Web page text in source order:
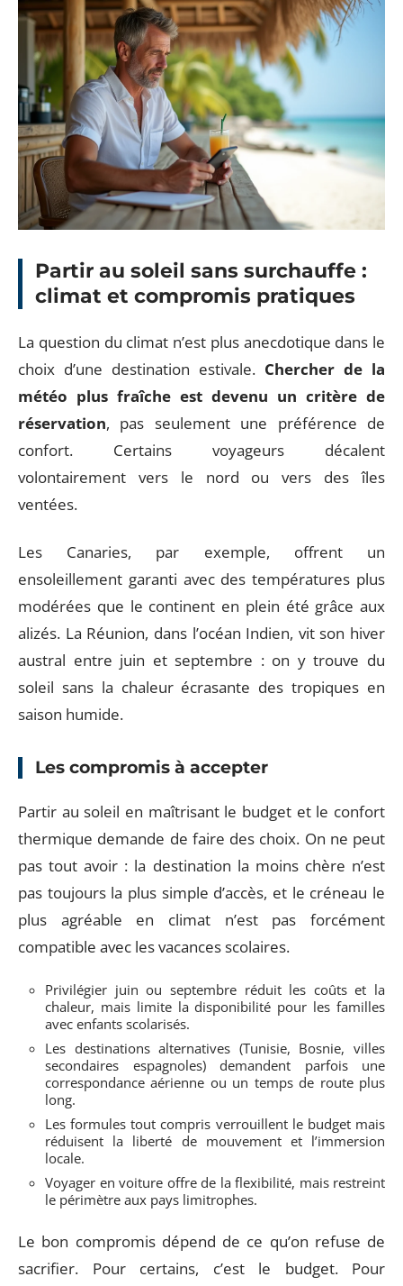
Partir au soleil sans surchauffe :
climat et compromis pratiques
La question du climat n’est plus anecdotique dans le
choix d’une destination estivale. Chercher de la
météo plus fraîche est devenu un critère de
réservation, pas seulement une préférence de
confort. Certains voyageurs décalent
volontairement vers le nord ou vers des îles
ventées.
Les Canaries, par exemple, offrent un
ensoleillement garanti avec des températures plus
modérées que le continent en plein été grâce aux
alizés. La Réunion, dans l’océan Indien, vit son hiver
austral entre juin et septembre : on y trouve du
soleil sans la chaleur écrasante des tropiques en
saison humide.
Les compromis à accepter
Partir au soleil en maîtrisant le budget et le confort
thermique demande de faire des choix. On ne peut
pas tout avoir : la destination la moins chère n’est
pas toujours la plus simple d’accès, et le créneau le
plus agréable en climat n’est pas forcément
compatible avec les vacances scolaires.
Privilégier juin ou septembre réduit les coûts et la
chaleur, mais limite la disponibilité pour les familles
avec enfants scolarisés.
Les destinations alternatives (Tunisie, Bosnie, villes
secondaires espagnoles) demandent parfois une
correspondance aérienne ou un temps de route plus
long.
Les formules tout compris verrouillent le budget mais
réduisent la liberté de mouvement et l’immersion
locale.
Voyager en voiture offre de la flexibilité, mais restreint
le périmètre aux pays limitrophes.
Le bon compromis dépend de ce qu’on refuse de
sacrifier. Pour certains, c’est le budget. Pour